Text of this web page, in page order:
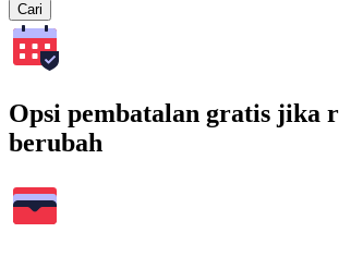
Cari
Opsi pembatalan gratis jika
berubah